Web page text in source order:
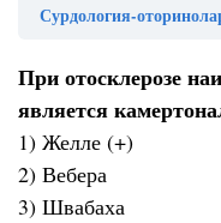
Сурдология-
При отосклерозе
является
1) Желле (+)
2) Вебера
3) Швабаха